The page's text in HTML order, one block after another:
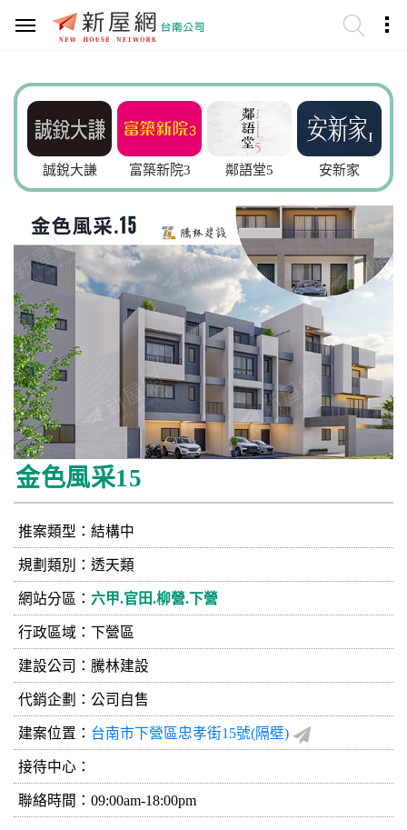
誠銳大謙 富築新院3 鄰語堂5 安新家
金色風采15
推案類型：結構中
規劃類別：透天類
網站分區： 六甲.官田.柳營.下營
行政區域：下營區
建設公司： 騰林建設
代銷企劃：公司自售
建案位置： 台南市下營區忠孝街15號(隔壁)
接待中心：
聯絡時間：09:00am-18:00pm